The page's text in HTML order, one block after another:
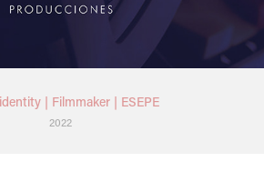
| Filmmaker | ESEPE
2022